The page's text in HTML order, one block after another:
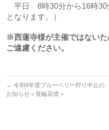
平日 8時30分から16時30
となります。）
※西蓮寺様が主催ではない
ご遠慮ください。
← 令和8年度ブルーベリー狩り中止の
お知らせ＝箕輪花壇＝